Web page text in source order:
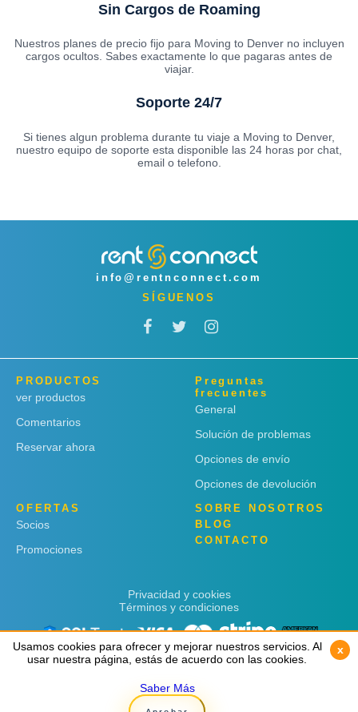
Sin Cargos de Roaming
Nuestros planes de precio fijo para Moving to Denver no incluyen
cargos ocultos. Sabes exactamente lo que pagaras antes de
viajar.
Soporte 24/7
Si tienes algun problema durante tu viaje a Moving to Denver,
nuestro equipo de soporte esta disponible las 24 horas por chat,
email o telefono.
info@rentnconnect.com
SÍGUENOS
PRODUCTOS
ver productos
Comentarios
Reservar ahora
Preguntas
frecuentes
General
Solución de problemas
Opciones de envío
Opciones de devolución
OFERTAS
Socios
Promociones
SOBRE NOSOTROS
BLOG
CONTACTO
Privacidad y cookies
Términos y condiciones
Copyright © 2019 Rent 'n Connect
Usamos cookies para ofrecer y mejorar nuestros servicios. Al
usar nuestra página, estás de acuerdo con las cookies.
Saber Más
x
Usamos cookies para ofrecer y mejorar nuestros servicios. Al
usar nuestra página, estás de acuerdo con las cookies.
Saber Más
x